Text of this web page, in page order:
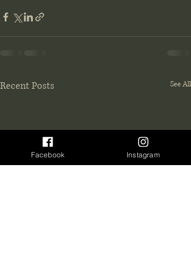
Recent Posts See All
Facebook Instagram